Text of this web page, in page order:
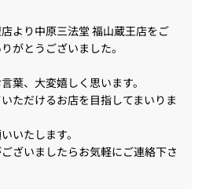
より中原三法堂 福山蔵王店をご
がとうございました。
葉、大変嬉しく思います。
ただけるお店を目指してまいりま
いたします。
ざいましたらお気軽にご連絡下さ